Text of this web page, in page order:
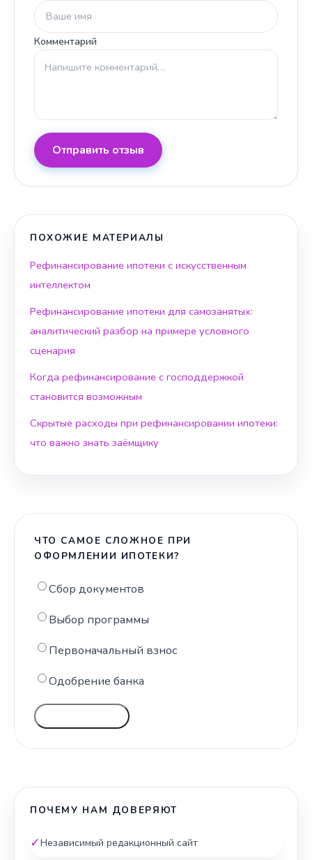
Комментарий
Отправить отзыв
ПОХОЖИЕ МАТЕРИАЛЫ
Рефинансирование ипотеки с искусственным
интеллектом
Рефинансирование ипотеки для самозанятых:
аналитический разбор на примере условного
сценария
Когда рефинансирование с господдержкой
становится возможным
Скрытые расходы при рефинансировании ипотеки:
что важно знать заёмщику
ЧТО САМОЕ СЛОЖНОЕ ПРИ
ОФОРМЛЕНИИ ИПОТЕКИ?
Сбор документов
Выбор программы
Первоначальный взнос
Одобрение банка
ПОЧЕМУ НАМ ДОВЕРЯЮТ
✓Независимый редакционный сайт